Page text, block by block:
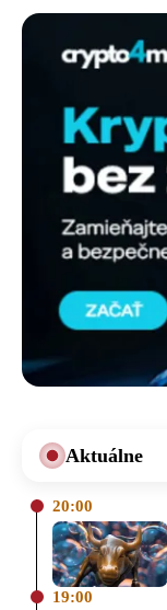
Aktuálne
20:00
19:00